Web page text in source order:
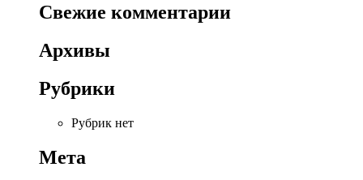
Свежие комментарии
Архивы
Рубрики
Рубрик нет
Мета